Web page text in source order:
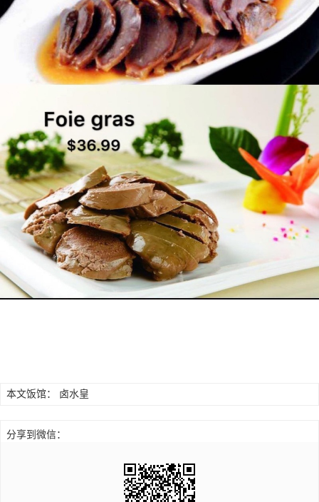
本文饭馆： 卤水皇
分享到微信：